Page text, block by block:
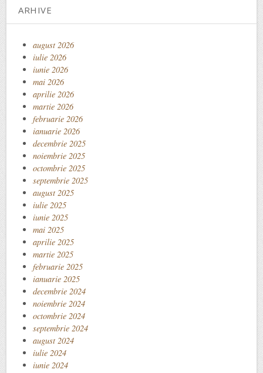
ARHIVE
august 2026
iulie 2026
iunie 2026
mai 2026
aprilie 2026
martie 2026
februarie 2026
ianuarie 2026
decembrie 2025
noiembrie 2025
octombrie 2025
septembrie 2025
august 2025
iulie 2025
iunie 2025
mai 2025
aprilie 2025
martie 2025
februarie 2025
ianuarie 2025
decembrie 2024
noiembrie 2024
octombrie 2024
septembrie 2024
august 2024
iulie 2024
iunie 2024